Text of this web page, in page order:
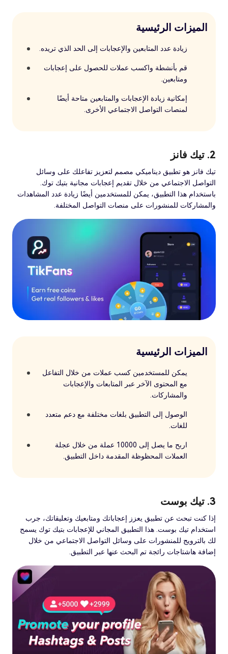
الميزات الرئيسية
زيادة عدد المتابعين والإعجابات إلى الحد الذي تريده.
قم بأنشطة واكسب عملات للحصول على إعجابات
ومتابعين.
إمكانية زيادة الإعجابات والمتابعين متاحة أيضًا
لمنصات التواصل الاجتماعي الأخرى.
2. تيك فانز
تيك فانز هو تطبيق ديناميكي مصمم لتعزيز تفاعلك على وسائل
التواصل الاجتماعي من خلال تقديم إعجابات مجانية بتيك توك.
باستخدام هذا التطبيق، يمكن للمستخدمين أيضًا زيادة عدد المشاهدات
والمشاركات للمنشورات على منصات التواصل المختلفة.
الميزات الرئيسية
يمكن للمستخدمين كسب عملات من خلال التفاعل
مع المحتوى الآخر عبر المتابعات والإعجابات
والمشاركات.
الوصول إلى التطبيق بلغات مختلفة مع دعم متعدد
للغات.
اربح ما يصل إلى 10000 عملة من خلال عجلة
العملات المحظوظة المقدمة داخل التطبيق.
3. تيك بوست
إذا كنت تبحث عن تطبيق يعزز إعجاباتك ومتابعيك وتعليقاتك، جرب
استخدام تيك بوست. هذا التطبيق المجاني للإعجابات بتيك توك يسمح
لك بالترويج للمنشورات على وسائل التواصل الاجتماعي من خلال
إضافة هاشتاجات رائجة تم البحث عنها عبر التطبيق.